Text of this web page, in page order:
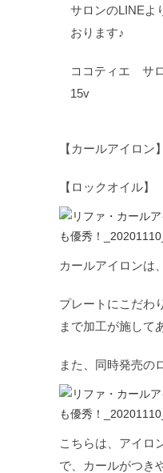
サロンのLINEよ
おります♪
ココティエ
15v
【カールアイロ
【ロックオイル
カールアイロンは
プレートにこだわ
まで加工が施して
また、同時発売の
こちらは、アイロ
で、カールがつき